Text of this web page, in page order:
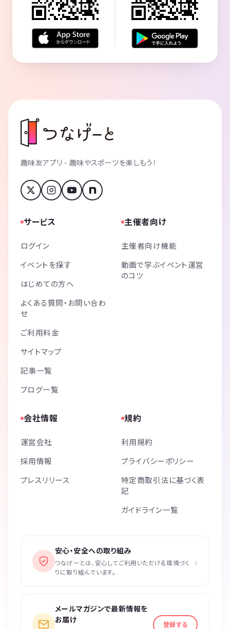
趣味友アプリ - 趣味やスポーツを楽しもう！
サービス
ログイン
イベントを探す
はじめての方へ
よくある質問・お問い合わ
せ
ご利用料金
サイトマップ
記事一覧
ブログ一覧
主催者向け
主催者向け機能
動画で学ぶイベント運営
のコツ
会社情報
運営会社
採用情報
プレスリリース
規約
利用規約
プライバシーポリシー
特定商取引法に基づく表
記
ガイドライン一覧
安心・安全への取り組み
つなげーとは、安心してご利用いただける環境づく
りに取り組んでいます。
›
メールマガジンで最新情報を
お届け
登録する